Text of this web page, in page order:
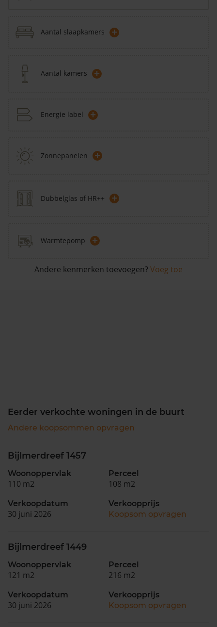
Aantal slaapkamers +
Aantal kamers +
Energie label +
Zonnepanelen +
Dubbelglas of HR++ +
Warmtepomp +
Andere kenmerken toevoegen? Voeg toe
Eerder verkochte woningen in de buurt
Andere koopsommen opvragen
Bijlmerdreef 1457
Woonoppervlak
110 m2
Perceel
108 m2
Verkoopdatum
30 juni 2026
Verkoopprijs
Koopsom opvragen
Bijlmerdreef 1449
Woonoppervlak
121 m2
Perceel
216 m2
Verkoopdatum
30 juni 2026
Verkoopprijs
Koopsom opvragen